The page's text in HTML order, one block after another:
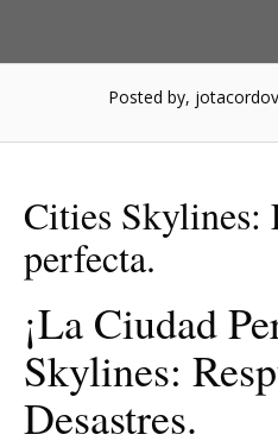
Posted by,
Cities Skylines:
perfecta.
¡La Ciudad
Skylines:
Desastres.